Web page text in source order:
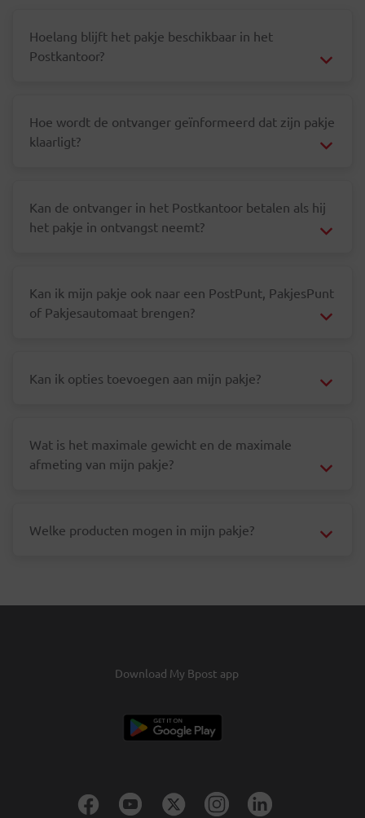
Hoelang blijft het pakje beschikbaar in het
Postkantoor?
Hoe wordt de ontvanger geïnformeerd dat zijn pakje
klaarligt?
Kan de ontvanger in het Postkantoor betalen als hij
het pakje in ontvangst neemt?
Kan ik mijn pakje ook naar een PostPunt, PakjesPunt
of Pakjesautomaat brengen?
Kan ik opties toevoegen aan mijn pakje?
Wat is het maximale gewicht en de maximale
afmeting van mijn pakje?
Welke producten mogen in mijn pakje?
Download My Bpost app